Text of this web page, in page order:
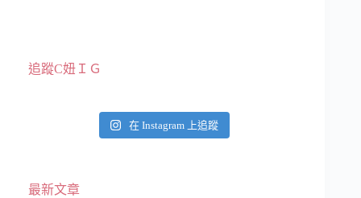
追蹤C妞ＩＧ
在 Instagram 上追蹤
最新文章